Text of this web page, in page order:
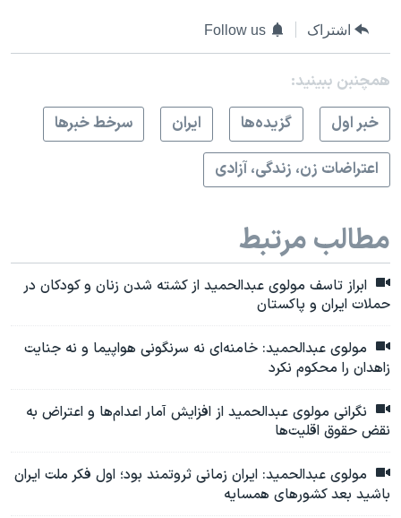
اشتراک Follow us
همچنبن ببینید:
خبر اول
گزيده‌ها ايران
سرخط خبرها
اعتراضات زن، زندگی، آزادی
مطالب مرتبط
ابراز تاسف مولوی عبدالحمید از کشته شدن زنان و کودکان در
حملات ایران و پاکستان
مولوی عبدالحمید: خامنه‌ای نه سرنگونی هواپیما و نه جنایت
زاهدان را محکوم نکرد
نگرانی مولوی عبدالحمید از افزایش آمار اعدام‌ها و اعتراض به
نقض حقوق اقلیت‌ها
مولوی عبدالحمید: ایران زمانی ثروتمند بود؛ اول فکر ملت ایران
باشید بعد کشورهای همسایه